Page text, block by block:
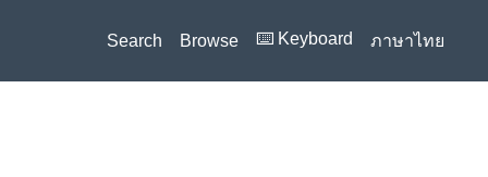
Search Browse ⌨️ Keyboard ภาษาไทย